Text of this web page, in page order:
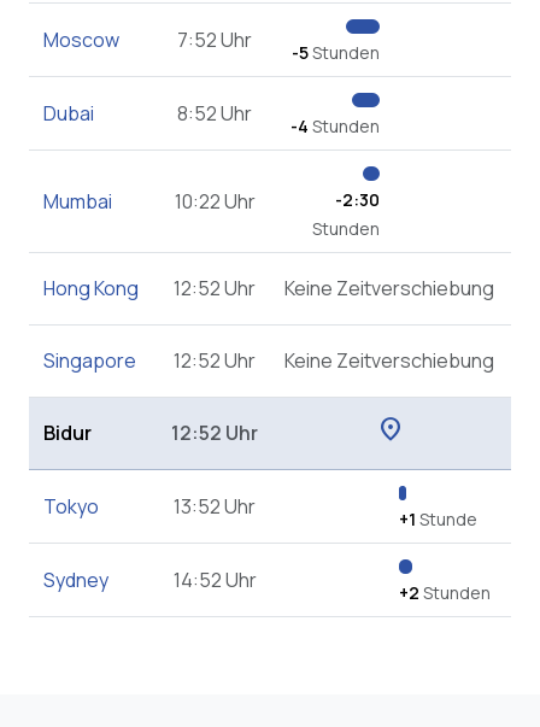
Moscow 7:52 Uhr -5Stunden
Dubai 8:52 Uhr -4 Stunden
Mumbai 10:22 Uhr
-2:30
Stunden
Hong Kong 12:52 Uhr Keine Zeitverschiebung
Singapore 12:52 Uhr Keine Zeitverschiebung
Bidur 12:52 Uhr location_on
Tokyo 13:52 Uhr +1 Stunde
Sydney 14:52 Uhr +2 Stunden